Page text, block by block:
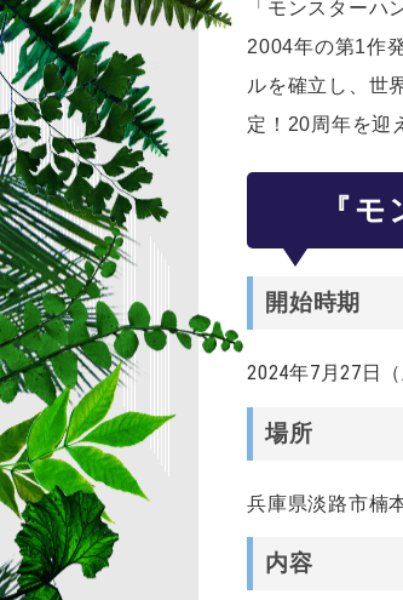
「モンスターハ
2004年の第1作
ルを確立し、世
定！20周年を迎
『
開始時期
2024年7月27日
場所
兵庫県淡路市楠
内容